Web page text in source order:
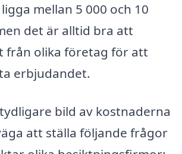
mellan 5 000 och 10
det är alltid bra att
från olika företag för att
erbjudandet.
bild av kostnaderna
att ställa följande frågor